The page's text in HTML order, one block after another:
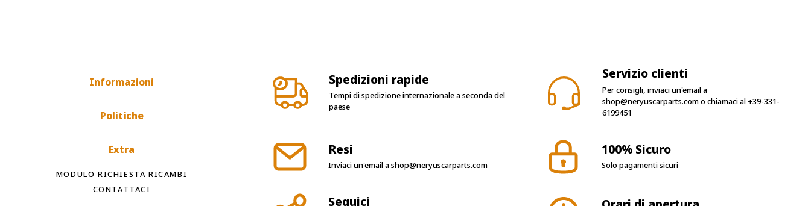
Informazioni
Politiche
Extra
MODULO RICHIESTA RICAMBI
CONTATTACI
Spedizioni rapide
Tempi di spedizione internazionale a seconda del
paese
Servizio clienti
Per consigli, inviaci un'email a
shop@neryuscarparts.como chiamaci al +39-331-
6199451
Resi
Inviaci un'email ashop@neryuscarparts.com
100% Sicuro
Solo pagamenti sicuri
Seguici